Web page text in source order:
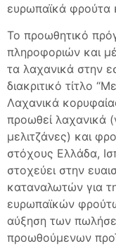
ευρωπαϊκά φρούτα
Το προωθητικό
πληροφοριών και
τα λαχανικά στην
διακριτικό τίτλο
Λαχανικά
προωθεί λαχανικά
μελιτζάνες) και
στόχους Ελλάδα,
στοχεύει στην
καταναλωτών για
ευρωπαϊκών
αύξηση των
προωθούμενων